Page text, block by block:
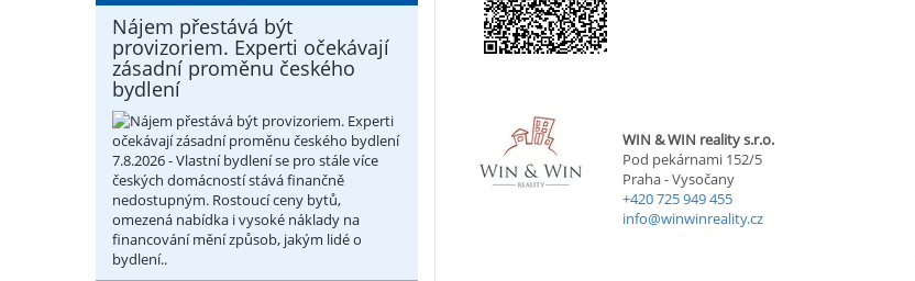
Nájem přestává být
provizoriem. Experti očekávají
zásadní proměnu českého
bydlení
7.8.2026 - Vlastní bydlení se pro stále více
českých domácností stává finančně
nedostupným. Rostoucí ceny bytů,
omezená nabídka i vysoké náklady na
financování mění způsob, jakým lidé o
bydlení..
WIN & WIN reality s.r.o.
Pod pekárnami 152/5
Praha - Vysočany
+420 725 949 455
info@winwinreality.cz